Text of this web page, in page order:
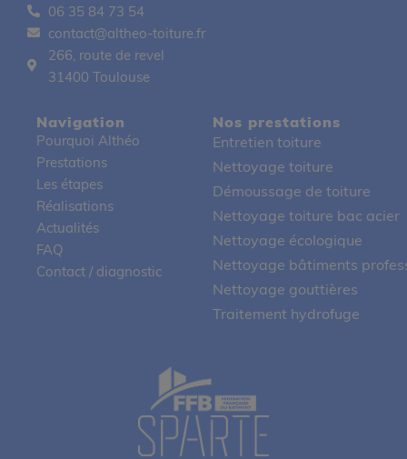
06 35 84 73 54
contact@altheo-toiture.fr
266, route de revel
31400 Toulouse
Nos prestations
Entretien toiture
Nettoyage toiture
Démoussage de toiture
Nettoyage toiture bac acier
Nettoyage écologique
Nettoyage bâtiments
Nettoyage gouttières
Traitement hydrofuge
Navigation
Pourquoi Althéo
Prestations
Les étapes
Réalisations
Actualités
FAQ
Contact / diagnostic